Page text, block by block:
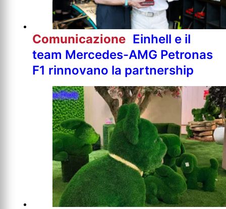
Comunicazione Einhell e il
team Mercedes-AMG Petronas
F1 rinnovano la partnership